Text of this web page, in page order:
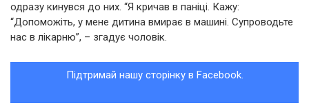
одразу кинувся до них. “Я кричав в паніці. Кажу:
“Допоможіть, у мене дитина вмирає в машині. Супроводьте
нас в лікарню”, – згадує чоловік.
Підтримай нашу сторінку в Facebook.